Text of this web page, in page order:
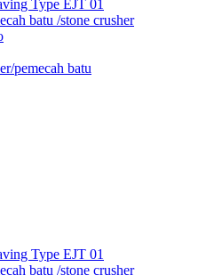
Type EJT 01
batu /stone crusher
pemecah batu
Type EJT 01
batu /stone crusher